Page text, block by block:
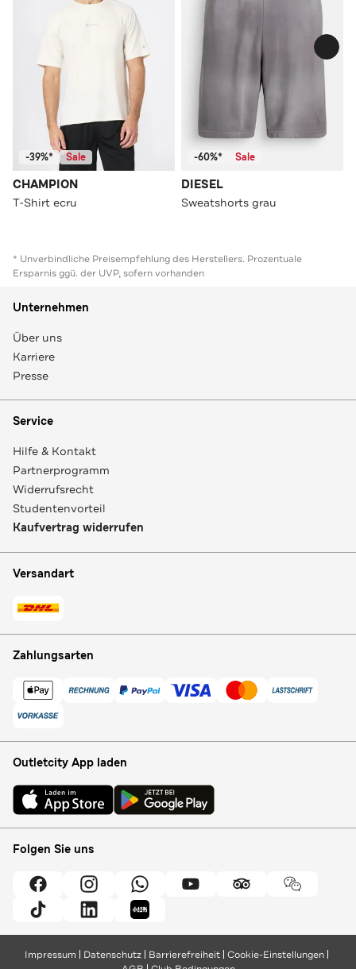
-39%* Sale
CHAMPION
T-Shirt ecru
-60%* Sale
DIESEL
Sweatshorts grau
* Unverbindliche Preisempfehlung des Herstellers. Prozentuale
Ersparnis ggü. der UVP, sofern vorhanden
Unternehmen
Über uns
Karriere
Presse
Service
Hilfe & Kontakt
Partnerprogramm
Widerrufsrecht
Studentenvorteil
Kaufvertrag widerrufen
Versandart
Zahlungsarten
Outletcity App laden
Folgen Sie uns
Impressum Datenschutz Barrierefreiheit Cookie-Einstellungen